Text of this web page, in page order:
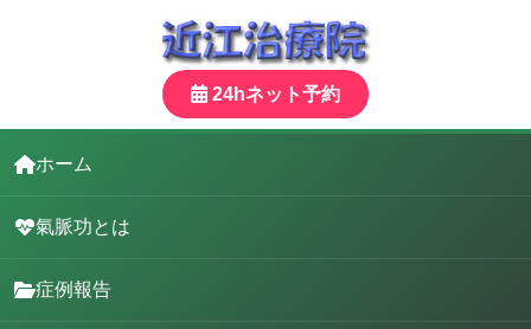
24hネット予約
ホーム
氣脈功とは
症例報告